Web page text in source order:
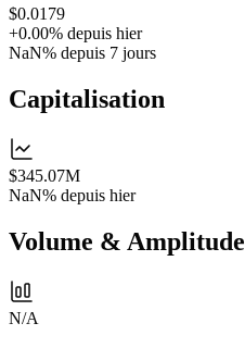
$0.0179
+0.00% depuis hier
NaN% depuis 7 jours
Capitalisation
$345.07M
NaN% depuis hier
Volume & Amplitude
N/A